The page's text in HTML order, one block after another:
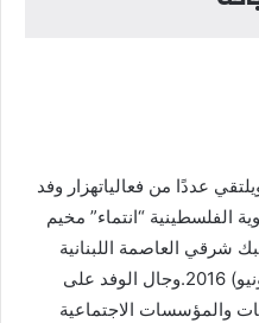
عددًا من فعالياتهزار وفد
الفلسطينية “انتماء” مخيم
شرقي العاصمة اللبنانية
بيروت، اليوم الخميس 2 حزيران (يونيو) 2016.وجال الوفد على
والمؤسسات الاجتماعية